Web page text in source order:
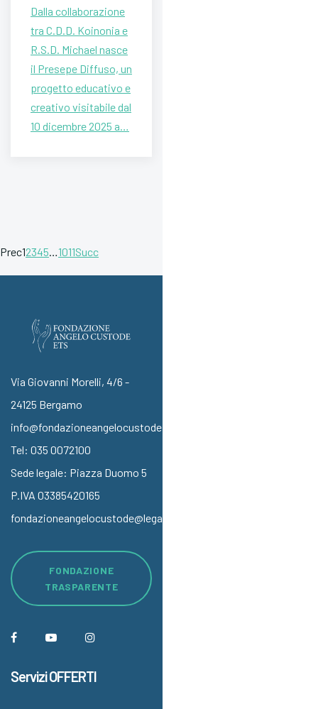
Dalla collaborazione
tra C.D.D. Koinonia e
R.S.D. Michael nasce
il Presepe Diffuso, un
progetto educativo e
creativo visitabile dal
10 dicembre 2025 a…
Prec12345 1011Succ
Via Giovanni Morelli, 4/6 -
24125 Bergamo
info@fondazioneangelocustode.it
Tel: 035 0072100
Sede legale: Piazza Duomo 5
P.IVA 03385420165
fondazioneangelocustode@legalmail.it
FONDAZIONE
TRASPARENTE
Servizi OFFERTI